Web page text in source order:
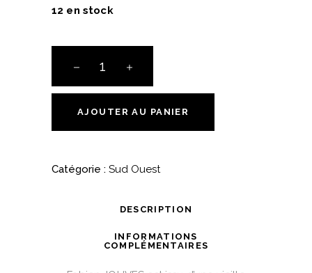
12 en stock
"Les
Escures"
Jouves
AJOUTER AU PANIER
Catégorie : Sud Ouest
DESCRIPTION
INFORMATIONS
COMPLÉMENTAIRES